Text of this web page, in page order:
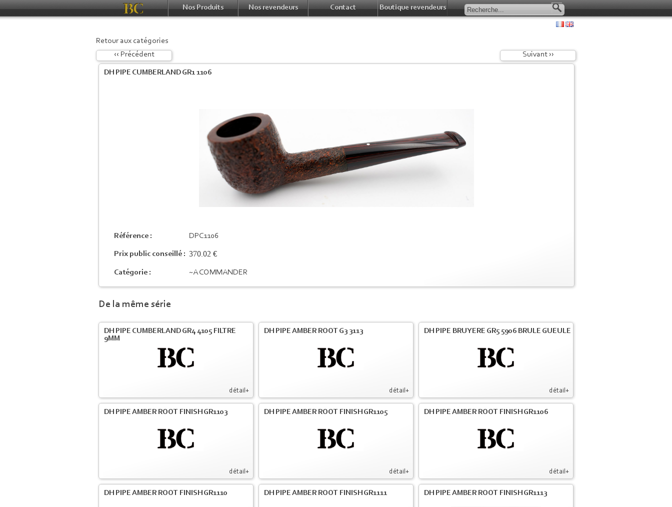
Nos Produits Nos revendeurs Contact Boutique revendeurs
Retour aux catégories
‹‹ Précédent
Suivant ››
DH PIPE CUMBERLAND GR1 1106
Référence : DPC1106
Prix public conseillé : 370.02 €
Catégorie : ~A COMMANDER
De la même série
détail+
DH PIPE CUMBERLAND GR4 4105 FILTRE
9MM
détail+
DH PIPE AMBER ROOT G3 3113
détail+
DH PIPE BRUYERE GR5 5906 BRULE GUEULE
détail+
DH PIPE AMBER ROOT FINISH GR1103
détail+
DH PIPE AMBER ROOT FINISH GR1105
détail+
DH PIPE AMBER ROOT FINISH GR1106
DH PIPE AMBER ROOT FINISH GR1110 DH PIPE AMBER ROOT FINISH GR1111 DH PIPE AMBER ROOT FINISH GR1113